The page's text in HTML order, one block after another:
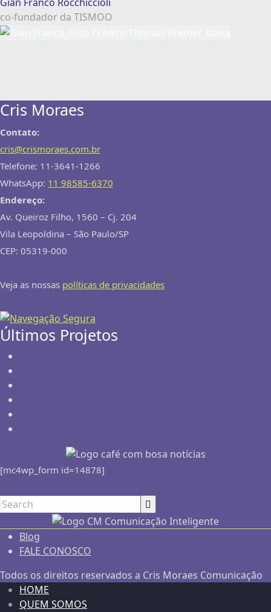
Gian Franco Rocchiccioli
co-fundador da TISMOO
Cris Moraes
Contato:
cris@crismoraes.com.br
Telefone: 11-3641-1266
WhatsApp: 11 98585-6370
Endereço:
Av. Queiroz Filho, 1560 – Cj. 204
Vila Leopoldina – São Paulo/SP
CEP: 05319-000
Veja as nossas políticas de privacidades
Últimos Projetos
[mc4wp_form id=14878]
Blog
FALE CONOSCO
Todos os direitos reservados a Cris Moraes Comunicação
HOME
QUEM SOMOS